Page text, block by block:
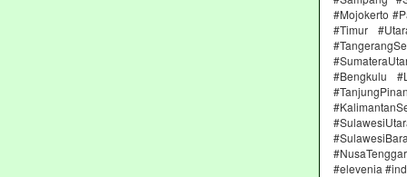
#Mojokerto
#Timur
#Bengkulu
#elevenia